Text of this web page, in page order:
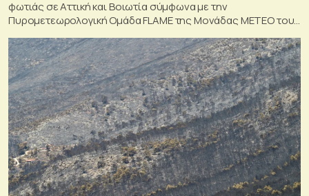
φωτιάς σε Αττική και Βοιωτία σύμφωνα με την
Πυρομετεωρολογική Ομάδα FLAME της Μονάδας ΜΕΤΕΟ του
Εθνικού Αστεροσκοπείου Αθηνών.